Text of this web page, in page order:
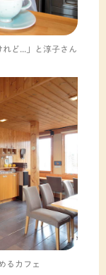
れど...」と淳子さん
るカフェ